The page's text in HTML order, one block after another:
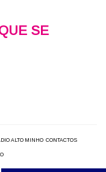
SE
ALTO MINHO CONTACTOS